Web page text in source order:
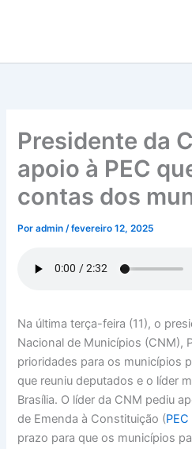
conteúdo
Presidente da
apoio à PEC
contas dos
Poradmin/fevereiro 12, 2025
Na última terça-feira (11), o
Nacional de Municípios (CNM),
prioridades para os municípios
que reuniu deputados e o líder
Brasília. O líder da CNM pediu
de Emenda à Constituição (
prazo para que os municípios